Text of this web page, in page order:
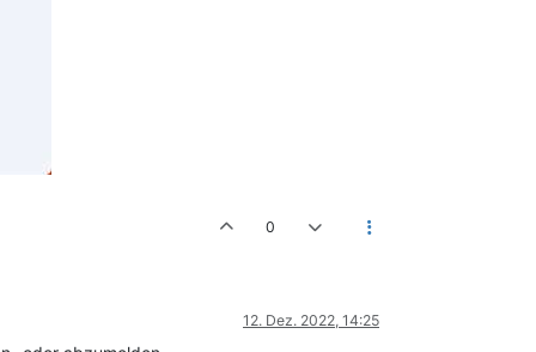
0
12. Dez. 2022, 14:25